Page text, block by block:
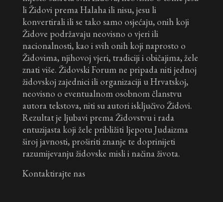
li Židovi prema Halaha ili nisu, jesu li
konvertirali ili se tako samo osjećaju, onih koji
Židove podržavaju neovisno o vjeri ili
nacionalnosti, kao i svih onih koji naprosto o
Židovima, njihovoj vjeri, tradiciji i običajima, žele
znati više. Židovski Forum ne pripada niti jednoj
židovskoj zajednici ili organizaciji u Hrvatskoj,
neovisno o eventualnom osobnom članstvu
autora tekstova, niti su autori isključivo Židovi.
Rezultat je ljubavi prema Židovstvu i rada
entuzijasta koji žele približiti ljepotu Judaizma
široj javnosti, proširiti znanje te doprinijeti
razumijevanju židovske misli i načina života.
Kontaktirajte nas